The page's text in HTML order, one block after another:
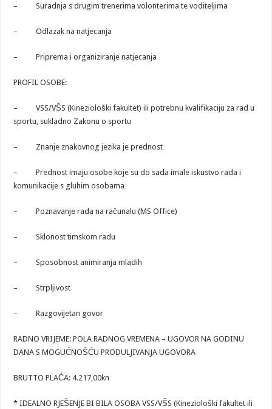
– Suradnja s drugim trenerima volonterima te voditeljima
– Odlazak na natjecanja
– Priprema i organiziranje natjecanja
PROFIL OSOBE:
– VSS/VŠS (Kineziološki fakultet) ili potrebnu kvalifikaciju za rad u
sportu, sukladno Zakonu o sportu
– Znanje znakovnog jezika je prednost
– Prednost imaju osobe koje su do sada imale iskustvo rada i
komunikacije s gluhim osobama
– Poznavanje rada na računalu (MS Office)
– Sklonost timskom radu
– Sposobnost animiranja mladih
– Strpljivost
– Razgovijetan govor
RADNO VRIJEME: POLA RADNOG VREMENA – UGOVOR NA GODINU
DANA S MOGUĆNOŠĆU PRODULJIVANJA UGOVORA
BRUTTO PLAĆA: 4.217,00kn
* IDEALNO RJEŠENJE BI BILA OSOBA VSS/VŠS (Kineziološki fakultet ili